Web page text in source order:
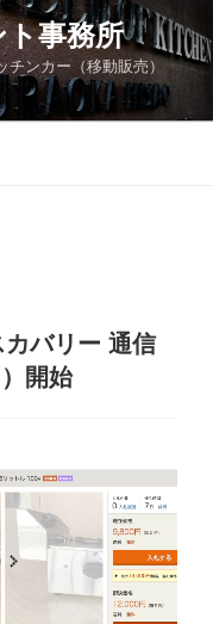
事務所
ンカー（移動販売）
バリー 通信
開始